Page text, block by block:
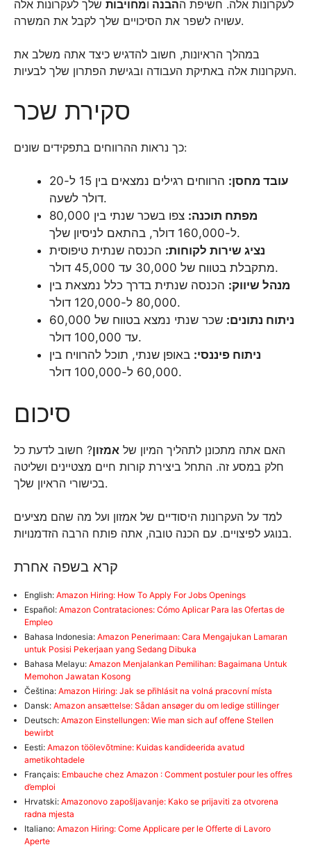
לעקרונות אלה. חשיפת ההבנה ומחויבות שלך לעקרונות אלה
עשויה לשפר את הסיכויים שלך לקבל את המשרה.
במהלך הראיונות, חשוב להדגיש כיצד אתה משלב את
העקרונות אלה באתיקת העבודה ובגישת הפתרון שלך לבעיות.
סקירת שכר
כך נראות ההרווחים בתפקידים שונים:
עובד מחסן:
הרווחים רגילים נמצאים בין 15 ל-20
דולר לשעה.
מפתח תוכנה:
צפו בשכר שנתי בין 80,000
ל-160,000 דולר, בהתאם לניסיון שלך.
נציג שירות לקוחות: הכנסה שנתית טיפוסית
מתקבלת בטווח של 30,000 עד 45,000 דולר.
מנהל שיווק: הכנסה שנתית בדרך כלל נמצאת בין
80,000 ל-120,000 דולר.
ניתוח נתונים:
שכר שנתי נמצא בטווח של 60,000
עד 100,000 דולר.
ניתוח פיננסי: באופן שנתי, תוכל להרוויח בין
60,000 ל-100,000 דולר.
סיכום
האם אתה מתכונן לתהליך המיון של אמזון? חשוב לדעת כל
חלק במסע זה. התחל ביצירת קורות חיים מצטיינים ושליטה
בכישורי הראיון שלך.
למד על העקרונות היסודיים של אמזון ועל מה שהם מציעים
בנוגע לפיצויים. עם הכנה טובה, אתה פותח הרבה הזדמנויות.
קרא בשפה אחרת
English: Amazon Hiring: How To Apply For Jobs Openings
Español: Amazon Contrataciones: Cómo Aplicar Para las Ofertas de
Empleo
Bahasa Indonesia: Amazon Penerimaan: Cara Mengajukan Lamaran
untuk Posisi Pekerjaan yang Sedang Dibuka
Bahasa Melayu: Amazon Menjalankan Pemilihan: Bagaimana Untuk
Memohon Jawatan Kosong
Čeština: Amazon Hiring: Jak se přihlásit na volná pracovní místa
Dansk: Amazon ansættelse: Sådan ansøger du om ledige stillinger
Deutsch: Amazon Einstellungen: Wie man sich auf offene Stellen
bewirbt
Eesti: Amazon töölevõtmine: Kuidas kandideerida avatud
ametikohtadele
Français: Embauche chez Amazon : Comment postuler pour les offres
d’emploi
Hrvatski: Amazonovo zapošljavanje: Kako se prijaviti za otvorena
radna mjesta
Italiano: Amazon Hiring: Come Applicare per le Offerte di Lavoro
Aperte